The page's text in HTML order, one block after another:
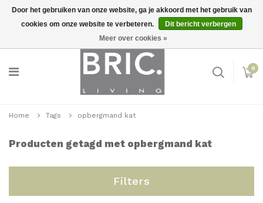
Inloggen
0
Home Tags opbergmand kat
Producten getagd met opbergmand kat
Filters
Door het gebruiken van onze website, ga je akkoord met het gebruik van
cookies om onze website te verbeteren.
Dit bericht verbergen
Meer over cookies »